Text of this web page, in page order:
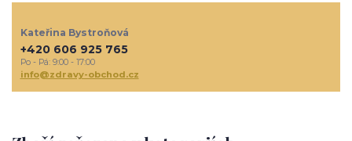
Kateřina Bystroňová
+420 606 925 765
Po - Pá: 9:00 - 17:00
info@zdravy-obchod.cz